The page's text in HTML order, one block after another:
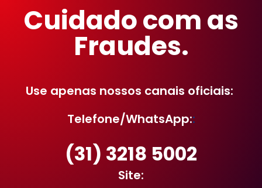
Cuidado com as
Fraudes.
Use apenas nossos canais oficiais:
Telefone/WhatsApp::
(31) 3218 5002
Site: